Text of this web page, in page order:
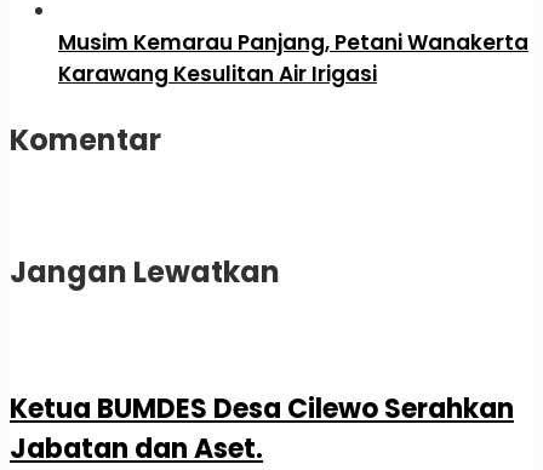
Musim Kemarau Panjang, Petani Wanakerta
Karawang Kesulitan Air Irigasi
Komentar
Jangan Lewatkan
Ketua BUMDES Desa Cilewo Serahkan
Jabatan dan Aset.